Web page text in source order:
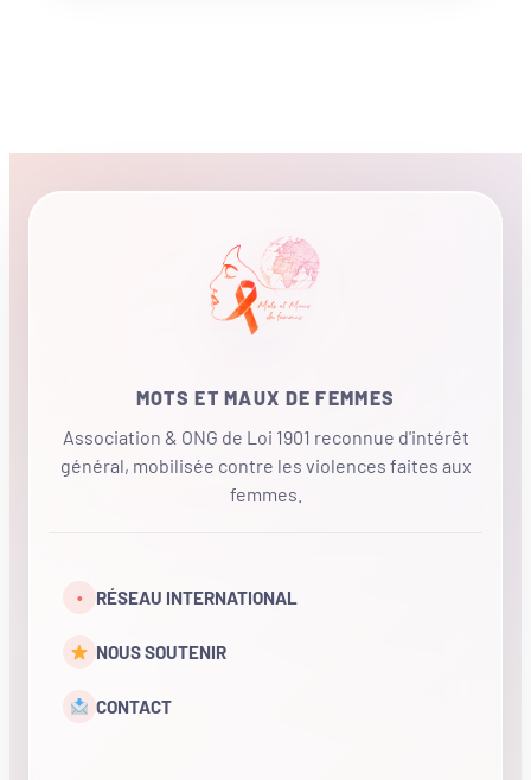
MOTS ET MAUX DE FEMMES
Association & ONG de Loi 1901 reconnue d'intérêt
général, mobilisée contre les violences faites aux
femmes.
• RÉSEAU INTERNATIONAL
NOUS SOUTENIR
CONTACT